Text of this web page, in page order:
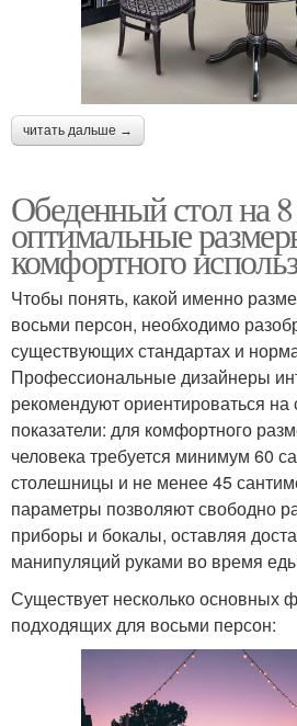
читать дальше →
Обеденный стол на
оптимальные
комфортного
Чтобы понять, какой именно
восьми персон, необходимо
существующих стандартах и
Профессиональные дизайнеры
рекомендуют ориентироваться
показатели: для комфортного
человека требуется минимум 60
столешницы и не менее 45
параметры позволяют свободно
приборы и бокалы, оставляя
манипуляций руками во время
Существует несколько основных
подходящих для восьми персон: